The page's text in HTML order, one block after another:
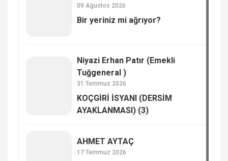
09 Ağustos 2026
Bir yeriniz mi ağrıyor?
Niyazi Erhan Patır (Emekli
Tuğgeneral )
31 Temmuz 2026
KOÇGİRİ İSYANI (DERSİM
AYAKLANMASI) (3)
AHMET AYTAÇ
17 Temmuz 2026